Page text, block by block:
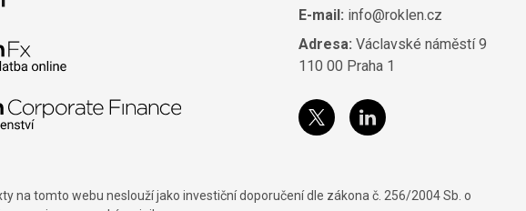
E-mail: info@roklen.cz
Adresa: Václavské náměstí 9
110 00 Praha 1
na tomto webu neslouží jako investiční doporučení dle zákona č. 256/2004 Sb. o